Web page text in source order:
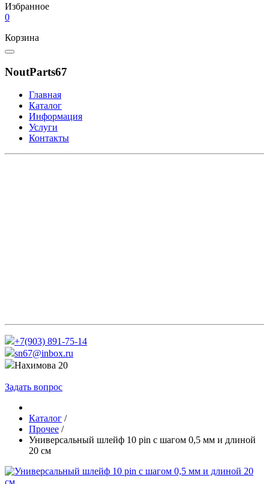
Избранное
0
Корзина
NoutParts67
Главная
Каталог
Информация
Услуги
Контакты
+7(903) 891-75-14
sn67@inbox.ru
Нахимова 20
Задать вопрос
Каталог /
Прочее /
Универсальный шлейф 10 pin с шагом 0,5 мм и длиной
20 см